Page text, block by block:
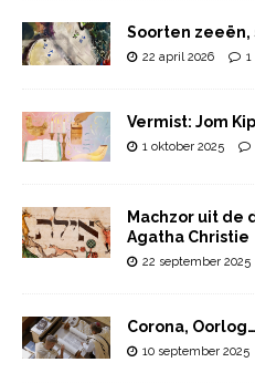
Soorten
22 april 2026 1
Vermist: Jom
1 oktober 2025
Machzor uit de
Agatha Christie
22 september 2025
Corona,
10 september 2025